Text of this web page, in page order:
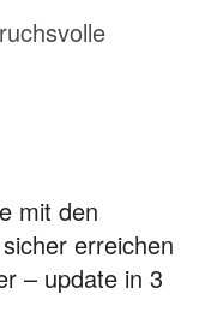
mit den
erreichen
– update in 3